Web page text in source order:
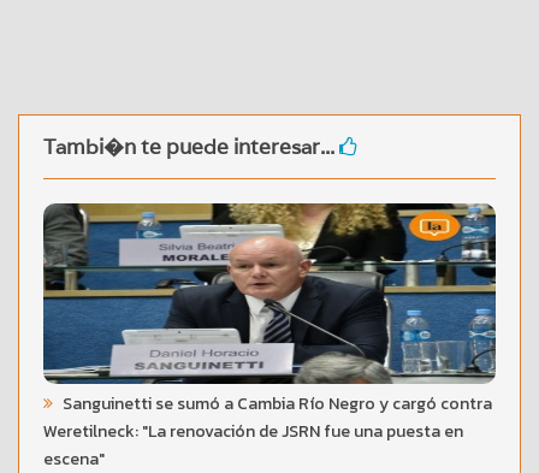
Tambi�n te puede interesar...
Sanguinetti se sumó a Cambia Río Negro y cargó contra
Weretilneck: "La renovación de JSRN fue una puesta en
escena"